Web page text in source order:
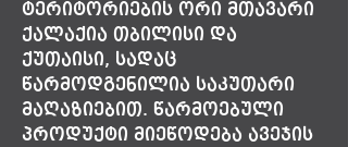
ტერიტორიების ორი მთავარი
ქალაქია თბილისი და
ქუთაისი, სადაც
წარმოდგენილია საკუთარი
მაღაზიებით. წარმოებული
პროდუქტი მიეწოდება ავეჯის